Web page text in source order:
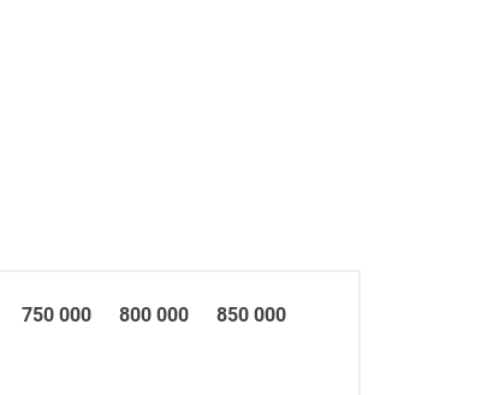
750 000 800 000
850 000